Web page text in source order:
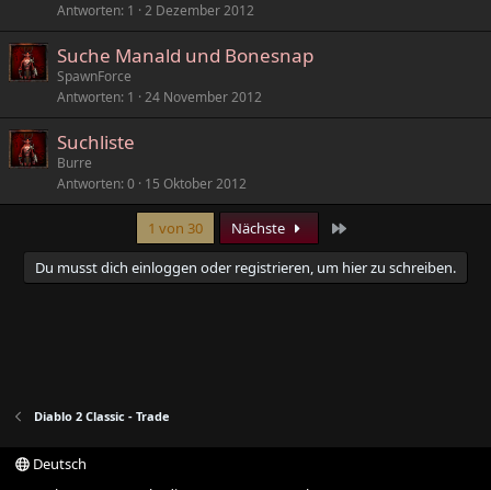
Antworten 1 2 Dezember 2012
Suche Manald und Bonesnap
SpawnForce
Antworten 1 24 November 2012
Suchliste
Burre
Antworten 0 15 Oktober 2012
1 von 30 Nächste
Du musst dich einloggen oder registrieren, um hier zu schreiben.
Diablo 2 Classic - Trade
Deutsch